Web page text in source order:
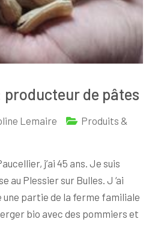
producteur de pâtes
Lemaire
Produits &
j’ai 45 ans. Je suis
au Plessier sur Bulles. J ‘ai
partie de la ferme familiale
bio avec des pommiers et